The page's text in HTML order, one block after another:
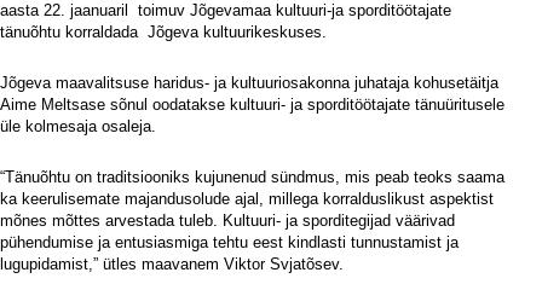
aasta 22. jaanuaril
toimuv Jõgevamaa kultuuri-ja sporditöötajate
tänuõhtu korraldada Jõgeva kultuurikeskuses.
Jõgeva maavalitsuse haridus- ja kultuuriosakonna juhataja kohusetäitja
Aime Meltsase sõnul oodatakse kultuuri- ja sporditöötajate tänuüritusele
üle kolmesaja osaleja.
“Tänuõhtu on traditsiooniks kujunenud sündmus, mis peab teoks saama
ka keerulisemate majandusolude ajal, millega korralduslikust aspektist
mõnes mõttes arvestada tuleb. Kultuuri- ja sporditegijad väärivad
pühendumise ja entusiasmiga tehtu eest kindlasti tunnustamist ja
lugupidamist,” ütles maavanem Viktor Svjatõsev.